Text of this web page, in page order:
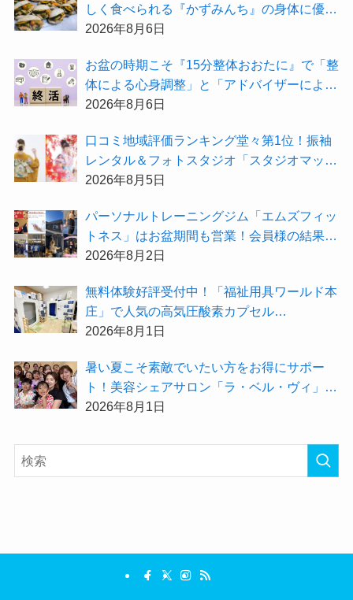
しく食べられる『かずみんち』の身体に優し
い天然酵母手作り減塩パンを召し上がれ♪
2026年8月6日
お盆の時期こそ『15分整体おおたに』で「整
体による心身調整」と「アドバイザーによる
身辺整理の準備」をしてみませんか？
2026年8月6日
⼝コミ地域評価ランキング堂々第1位！振袖
レンタル＆フォトスタジオ「スタジオマック
ス」がお得な『2026年8月限定キャンペー
2026年8月5日
パーソナルトレーニングジム「エムズフィッ
トネス」はお盆期間も営業！会員様の結果を
大公開★
2026年8月2日
無料体験好評受付中！「福祉用具ワールド本
庄」で人気の高気圧酸素カプセル
「O2BOX（30分500円）」で夏バテ撃退★
2026年8月1日
暑い夏こそ素敵でいたい方をお得にサポー
ト！美容シェアサロン「ラ・ベル・ヴィ」か
ら2026年8月のお得情報が届きました！
2026年8月1日